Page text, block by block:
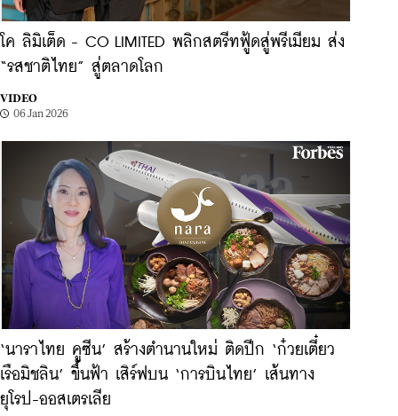
โค ลิมิเต็ด - CO LIMITED พลิกสตรีทฟู้ดสู่พรีเมียม ส่ง
“รสชาติไทย” สู่ตลาดโลก
VIDEO
06 Jan 2026
‘นาราไทย คูซีน’ สร้างตำนานใหม่ ติดปีก ‘ก๋วยเตี๋ยว
เรือมิชลิน’ ขึ้นฟ้า เสิร์ฟบน ‘การบินไทย’ เส้นทาง
ยุโรป-ออสเตรเลีย